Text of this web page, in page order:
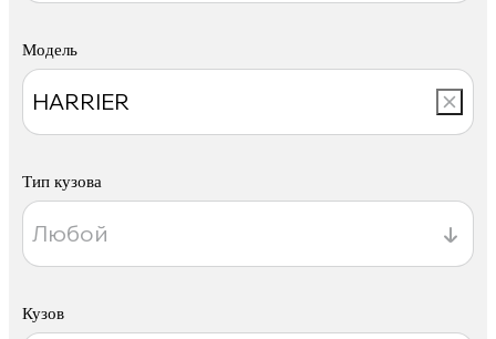
Модель
Тип кузова
Кузов